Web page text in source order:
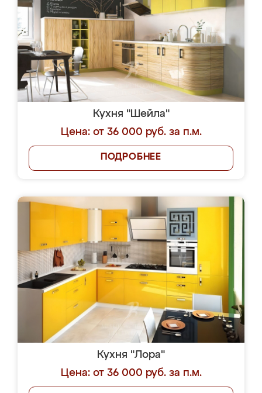
Кухня "Шейла"
Цена: от 36 000 руб. за п.м.
ПОДРОБНЕЕ
Кухня "Лора"
Цена: от 36 000 руб. за п.м.